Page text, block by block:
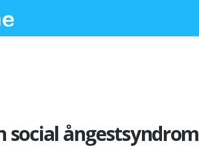
social ångestsyndrom